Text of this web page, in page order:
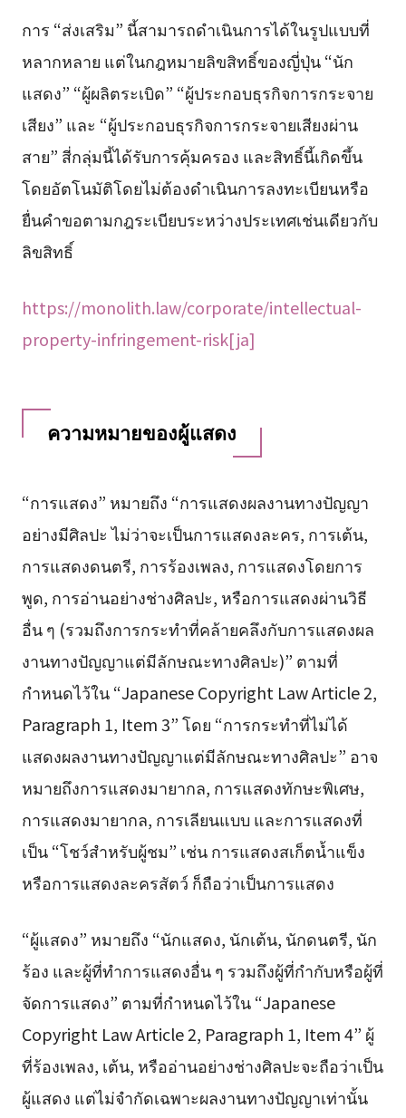
การ “ส่งเสริม” นี้สามารถดำเนินการได้ในรูปแบบที่
หลากหลาย แต่ในกฎหมายลิขสิทธิ์ของญี่ปุ่น “นัก
แสดง” “ผู้ผลิตระเบิด” “ผู้ประกอบธุรกิจการกระจาย
เสียง” และ “ผู้ประกอบธุรกิจการกระจายเสียงผ่าน
สาย” สี่กลุ่มนี้ได้รับการคุ้มครอง และสิทธิ์นี้เกิดขึ้น
โดยอัตโนมัติโดยไม่ต้องดำเนินการลงทะเบียนหรือ
ยื่นคำขอตามกฎระเบียบระหว่างประเทศเช่นเดียวกับ
ลิขสิทธิ์
https://monolith.law/corporate/intellectual-
property-infringement-risk[ja]
ความหมายของผู้แสดง
“การแสดง” หมายถึง “การแสดงผลงานทางปัญญา
อย่างมีศิลปะ ไม่ว่าจะเป็นการแสดงละคร, การเต้น,
การแสดงดนตรี, การร้องเพลง, การแสดงโดยการ
พูด, การอ่านอย่างช่างศิลปะ, หรือการแสดงผ่านวิธี
อื่น ๆ (รวมถึงการกระทำที่คล้ายคลึงกับการแสดงผล
งานทางปัญญาแต่มีลักษณะทางศิลปะ)” ตามที่
กำหนดไว้ใน “Japanese Copyright Law Article 2,
Paragraph 1, Item 3” โดย “การกระทำที่ไม่ได้
แสดงผลงานทางปัญญาแต่มีลักษณะทางศิลปะ” อาจ
หมายถึงการแสดงมายากล, การแสดงทักษะพิเศษ,
การแสดงมายากล, การเลียนแบบ และการแสดงที่
เป็น “โชว์สำหรับผู้ชม” เช่น การแสดงสเก็ตน้ำแข็ง
หรือการแสดงละครสัตว์ ก็ถือว่าเป็นการแสดง
“ผู้แสดง” หมายถึง “นักแสดง, นักเต้น, นักดนตรี, นัก
ร้อง และผู้ที่ทำการแสดงอื่น ๆ รวมถึงผู้ที่กำกับหรือผู้ที่
จัดการแสดง” ตามที่กำหนดไว้ใน “Japanese
Copyright Law Article 2, Paragraph 1, Item 4” ผู้
ที่ร้องเพลง, เต้น, หรืออ่านอย่างช่างศิลปะจะถือว่าเป็น
ผู้แสดง แต่ไม่จำกัดเฉพาะผลงานทางปัญญาเท่านั้น